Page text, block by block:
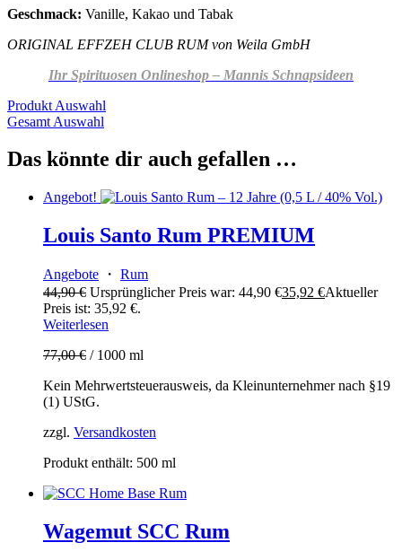
Geschmack: Vanille, Kakao und Tabak
ORIGINAL EFFZEH CLUB RUMvon Weila GmbH
Ihr Spirituosen Onlineshop – Mannis Schnapsideen
Produkt Auswahl
Gesamt Auswahl
Das könnte dir auch gefallen …
Angebot!
Louis Santo Rum PREMIUM
Angebote ・ Rum
44,90€ Ursprünglicher Preis war: 44,90 €35,92 €Aktueller
Preis ist: 35,92 €.
Weiterlesen
77,00€ / 1000 ml
Kein Mehrwertsteuerausweis, da Kleinunternehmer nach §19
(1) UStG.
zzgl. Versandkosten
Produkt enthält: 500 ml
Wagemut SCC Rum